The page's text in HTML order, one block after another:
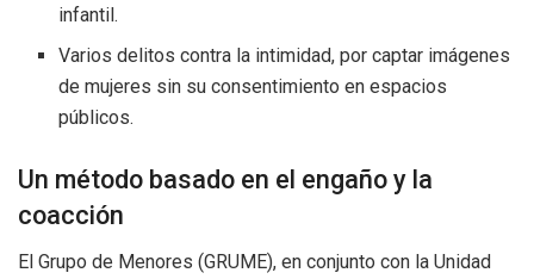
infantil.
Varios delitos contra la intimidad, por captar imágenes
de mujeres sin su consentimiento en espacios
públicos.
Un método basado en el engaño y la
coacción
El Grupo de Menores (GRUME), en conjunto con la Unidad